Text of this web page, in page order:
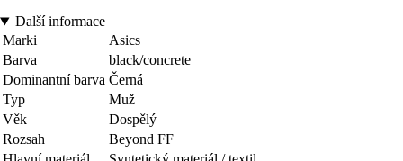
Další informace
Marki
Asics
Barva
black/concrete
Dominantní barva Černá
Typ
Muž
Věk
Dospělý
Rozsah
Beyond FF